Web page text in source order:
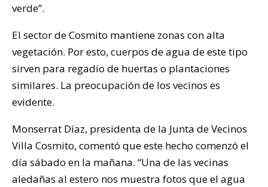
verde”.
El sector de Cosmito mantiene zonas con alta
vegetación. Por esto, cuerpos de agua de este tipo
sirven para regadío de huertas o plantaciones
similares. La preocupación de los vecinos es
evidente.
Monserrat Díaz, presidenta de la Junta de Vecinos
Villa Cosmito, comentó que este hecho comenzó el
día sábado en la mañana. “Una de las vecinas
aledañas al estero nos muestra fotos que el agua